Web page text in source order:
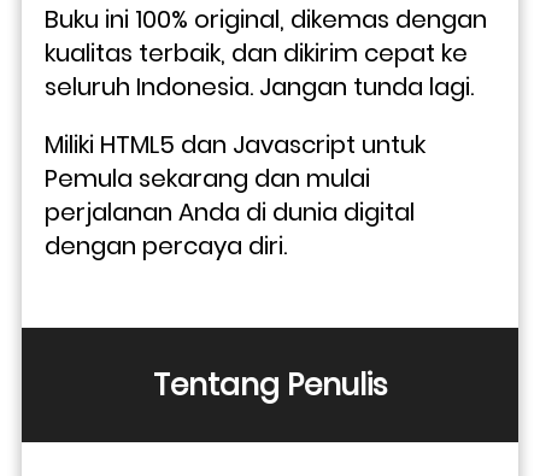
Buku ini 100% original, dikemas dengan
kualitas terbaik, dan dikirim cepat ke
seluruh Indonesia. Jangan tunda lagi.
Miliki HTML5 dan Javascript untuk
Pemula sekarang dan mulai
perjalanan Anda di dunia digital
dengan percaya diri.
Tentang Penulis